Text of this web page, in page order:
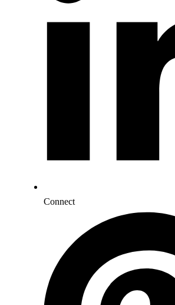
Connect